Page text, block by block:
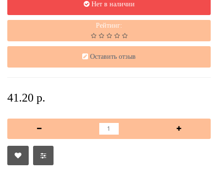
Нет в наличии
Рейтинг:
Оставить отзыв
41.20 р.